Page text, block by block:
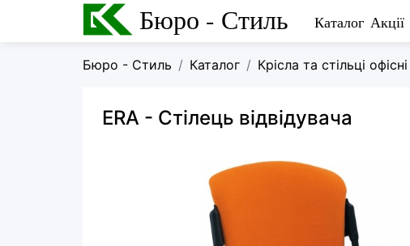
Бюро - Стиль Каталог Акції
Бюро - Стиль Каталог Крісла та стільці офісні
ERA - Стілець відвідувача